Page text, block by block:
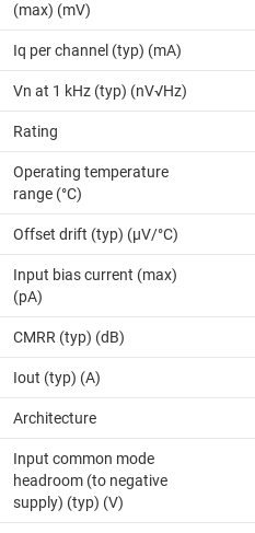
(max) (mV)
Iq per channel (typ) (mA)
Vn at 1 kHz (typ) (nV√Hz)
Rating
Operating temperature
range (°C)
Offset drift (typ) (µV/°C)
Input bias current (max)
(pA)
CMRR (typ) (dB)
Iout (typ) (A)
Architecture
Input common mode
headroom (to negative
supply) (typ) (V)